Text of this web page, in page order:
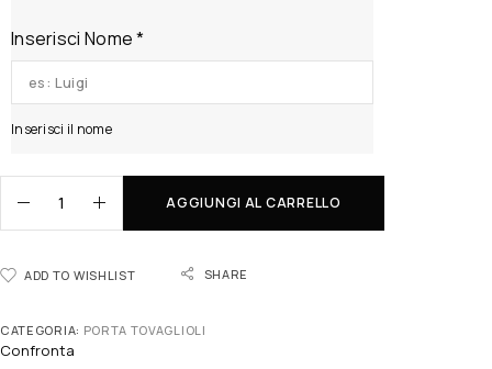
Inserisci Nome*
Inserisci il nome
AGGIUNGI AL CARRELLO
ADD TO WISHLIST SHARE
CATEGORIA: PORTA TOVAGLIOLI
Confronta